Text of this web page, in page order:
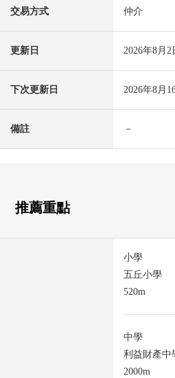
交易方式 仲介
更新日 2026年8月2
下次更新日 2026年8月
備註 －
推薦重點
小學
五丘小學
520m
中學
利益財產中
2000m